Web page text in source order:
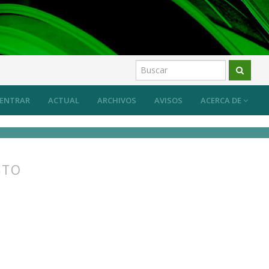
ACTUAL ARCHIVOS AVISOS ACERCA DE
ENTRAR